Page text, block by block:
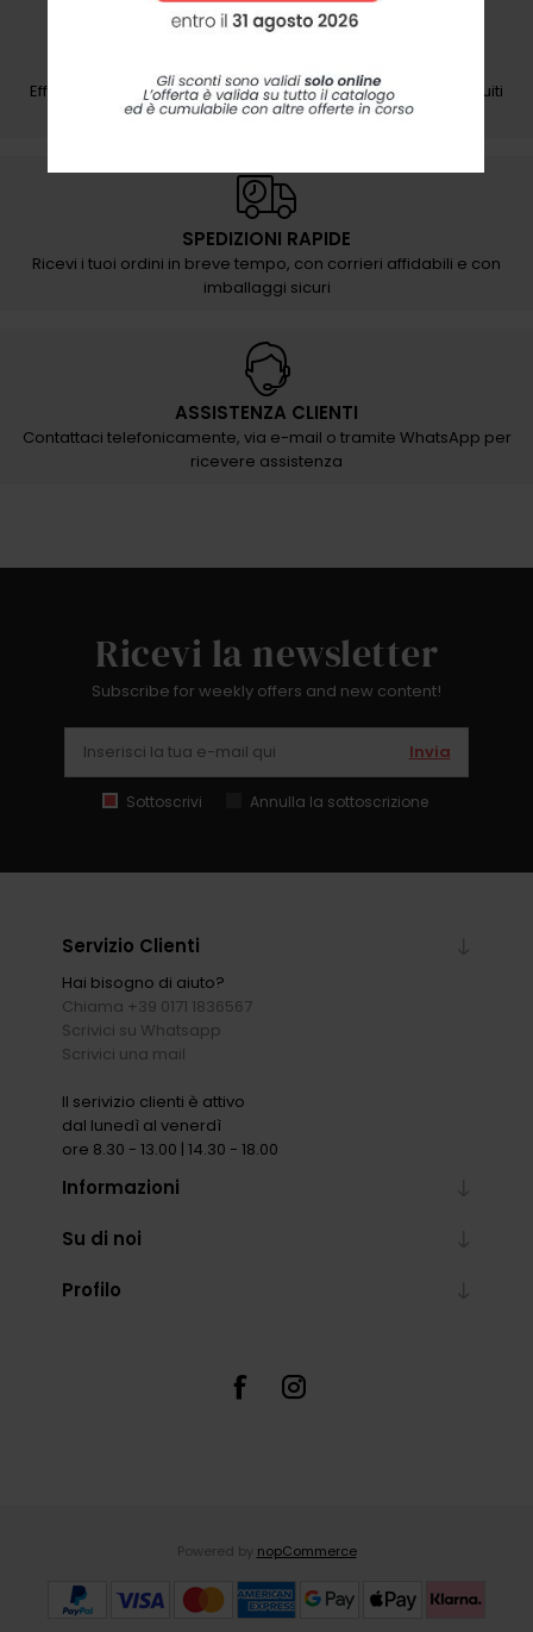
Effettua i tuoi pagamenti con sicurezza e semplicità su circuiti
protetti e certificati
SPEDIZIONI RAPIDE
Ricevi i tuoi ordini in breve tempo, con corrieri affidabili e con
imballaggi sicuri
ASSISTENZA CLIENTI
Contattaci telefonicamente, via e-mail o tramite WhatsApp per
ricevere assistenza
Ricevi la newsletter
Subscribe for weekly offers and new content!
Invia
Sottoscrivi Annulla la sottoscrizione
Servizio Clienti
Hai bisogno di aiuto?
Chiama +39 0171 1836567
Scrivici su Whatsapp
Scrivici una mail
Il serivizio clienti è attivo
dal lunedì al venerdì
ore 8.30 - 13.00 | 14.30 - 18.00
Informazioni
Su di noi
Profilo
Powered by nopCommerce